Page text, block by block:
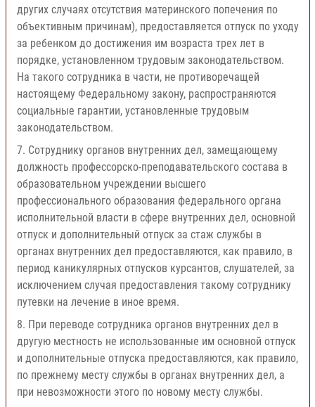
других случаях отсутствия материнского попечения по
объективным причинам), предоставляется отпуск по уходу
за ребенком до достижения им возраста трех лет в
порядке, установленном трудовым законодательством.
На такого сотрудника в части, не противоречащей
настоящему Федеральному закону, распространяются
социальные гарантии, установленные трудовым
законодательством.
7. Сотруднику органов внутренних дел, замещающему
должность профессорско-преподавательского состава в
образовательном учреждении высшего
профессионального образования федерального органа
исполнительной власти в сфере внутренних дел, основной
отпуск и дополнительный отпуск за стаж службы в
органах внутренних дел предоставляются, как правило, в
период каникулярных отпусков курсантов, слушателей, за
исключением случая предоставления такому сотруднику
путевки на лечение в иное время.
8. При переводе сотрудника органов внутренних дел в
другую местность не использованные им основной отпуск
и дополнительные отпуска предоставляются, как правило,
по прежнему месту службы в органах внутренних дел, а
при невозможности этого по новому месту службы.